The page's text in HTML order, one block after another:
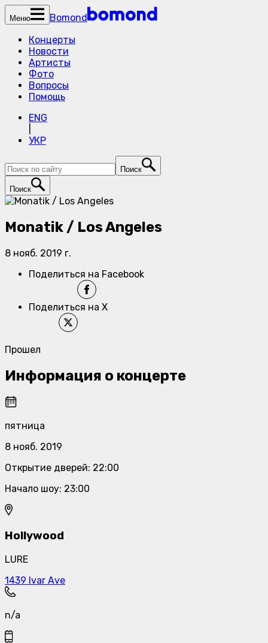
Меню
Bomond
Концерты
Новости
Артисты
Фото
Вопросы
Помощь
ENG
УКР
Поиск
Поиск
Monatik / Los Angeles
8 нояб. 2019 г.
Поделиться на Facebook
Поделиться на X
Прошел
Информация о концерте
пятница
8 нояб. 2019
Открытие дверей: 22:00
Начало шоу: 23:00
Hollywood
LURE
1439 Ivar Ave
n/a